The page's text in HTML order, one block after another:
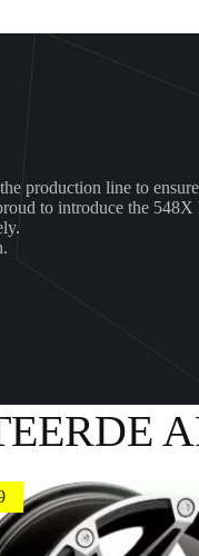
production line to
to introduce the 548X